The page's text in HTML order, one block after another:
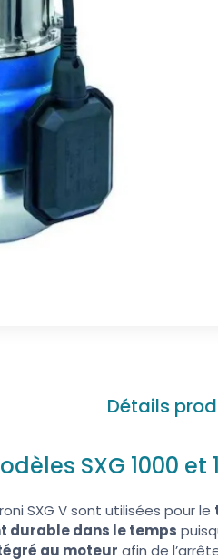
Détails
SXG 1000 et
SXG V sont utilisées pour le
durable dans le temps
au moteur afin de